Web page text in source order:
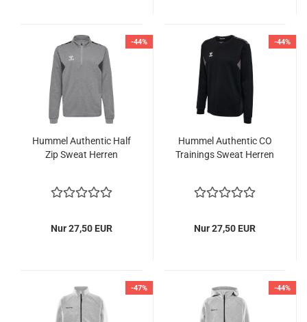
-44%
Hummel Authentic Half
Zip Sweat Herren
Nur 27,50 EUR
-44%
Hummel Authentic CO
Trainings Sweat Herren
Nur 27,50 EUR
-47% -44%